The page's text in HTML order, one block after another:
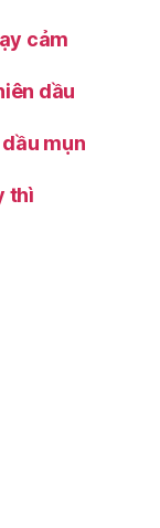
cảm
dầu
mụn
thì